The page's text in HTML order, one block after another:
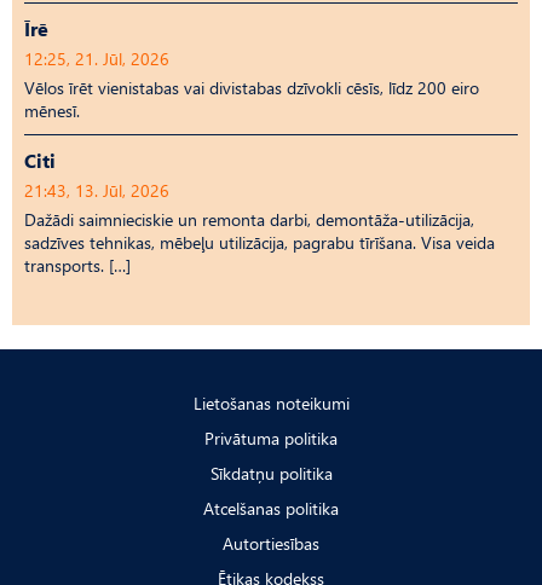
Īrē
12:25, 21. Jūl, 2026
Vēlos īrēt vienistabas vai divistabas dzīvokli cēsīs, līdz 200 eiro
mēnesī.
Citi
21:43, 13. Jūl, 2026
Dažādi saimnieciskie un remonta darbi, demontāža-utilizācija,
sadzīves tehnikas, mēbeļu utilizācija, pagrabu tīrīšana. Visa veida
transports. […]
Lietošanas noteikumi
Privātuma politika
Sīkdatņu politika
Atcelšanas politika
Autortiesības
Ētikas kodekss